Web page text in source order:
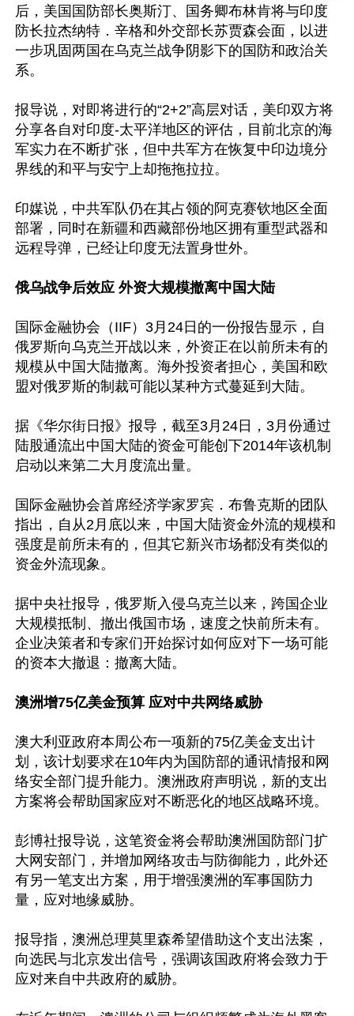
后，美国国防部长奥斯汀、国务卿布林肯将与印度
防长拉杰纳特．辛格和外交部长苏贾森会面，以进
一步巩固两国在乌克兰战争阴影下的国防和政治关
系。
报导说，对即将进行的“2+2”高层对话，美印双方将
分享各自对印度-太平洋地区的评估，目前北京的海
军实力在不断扩张，但中共军方在恢复中印边境分
界线的和平与安宁上却拖拖拉拉。
印媒说，中共军队仍在其占领的阿克赛钦地区全面
部署，同时在新疆和西藏部份地区拥有重型武器和
远程导弹，已经让印度无法置身世外。
俄乌战争后效应 外资大规模撤离中国大陆
国际金融协会（IIF）3月24日的一份报告显示，自
俄罗斯向乌克兰开战以来，外资正在以前所未有的
规模从中国大陆撤离。海外投资者担心，美国和欧
盟对俄罗斯的制裁可能以某种方式蔓延到大陆。
据《华尔街日报》报导，截至3月24日，3月份通过
陆股通流出中国大陆的资金可能创下2014年该机制
启动以来第二大月度流出量。
国际金融协会首席经济学家罗宾．布鲁克斯的团队
指出，自从2月底以来，中国大陆资金外流的规模和
强度是前所未有的，但其它新兴市场都没有类似的
资金外流现象。
据中央社报导，俄罗斯入侵乌克兰以来，跨国企业
大规模抵制、撤出俄国市场，速度之快前所未有。
企业决策者和专家们开始探讨如何应对下一场可能
的资本大撤退：撤离大陆。
澳洲增75亿美金预算 应对中共网络威胁
澳大利亚政府本周公布一项新的75亿美金支出计
划，该计划要求在10年内为国防部的通讯情报和网
络安全部门提升能力。澳洲政府声明说，新的支出
方案将会帮助国家应对不断恶化的地区战略环境。
彭博社报导说，这笔资金将会帮助澳洲国防部门扩
大网安部门，并增加网络攻击与防御能力，此外还
有另一笔支出方案，用于增强澳洲的军事国防力
量，应对地缘威胁。
报导指，澳洲总理莫里森希望借助这个支出法案，
向选民与北京发出信号，强调该国政府将会致力于
应对来自中共政府的威胁。